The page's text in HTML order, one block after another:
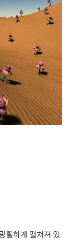
활하게 펼쳐져 있